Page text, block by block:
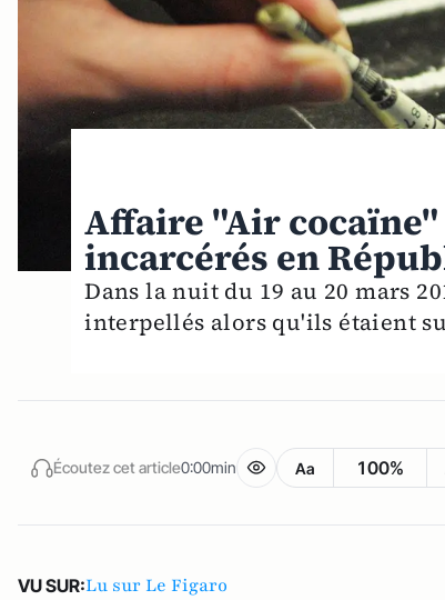
Affaire "Air
incarcérés en
Dans la nuit du 19 au 20 mars
interpellés alors qu'ils étaient
Écoutez cet article0:00min Aa 100%
VU SUR:Lu sur Le Figaro